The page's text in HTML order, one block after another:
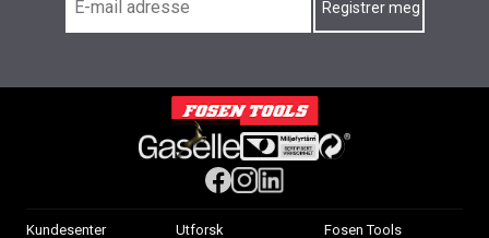
Kundesenter Utforsk Fosen Tools